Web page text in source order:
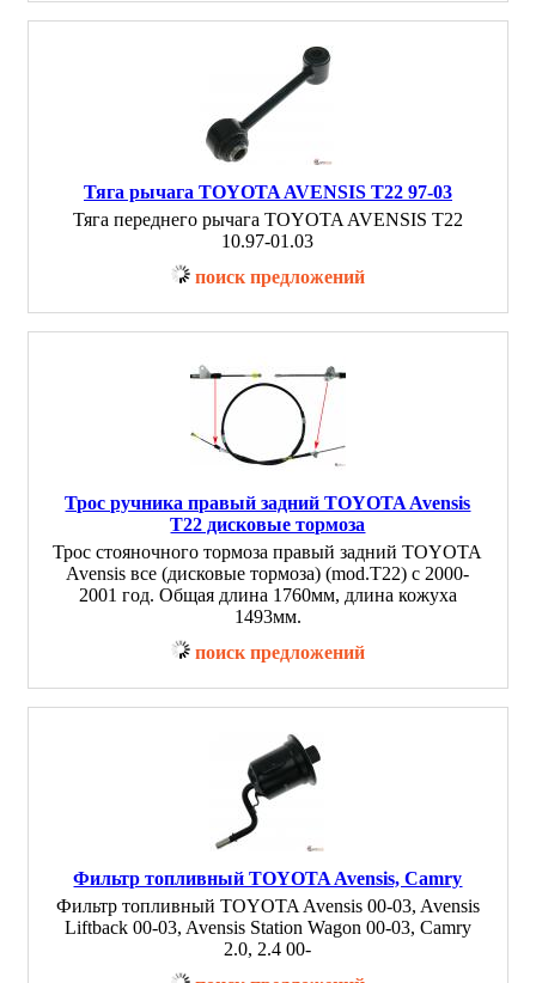
Тяга рычага TOYOTA AVENSIS T22 97-03
Тяга переднего рычага TOYOTA AVENSIS T22
10.97-01.03
поиск предложений
Трос ручника правый задний TOYOTA Avensis
T22 дисковые тормоза
Трос стояночного тормоза правый задний TOYOTA
Avensis все (дисковые тормоза) (mod.T22) с 2000-
2001 год. Общая длина 1760мм, длина кожуха
1493мм.
поиск предложений
Фильтр топливный TOYOTA Avensis, Camry
Фильтр топливный TOYOTA Avensis 00-03, Avensis
Liftback 00-03, Avensis Station Wagon 00-03, Camry
2.0, 2.4 00-